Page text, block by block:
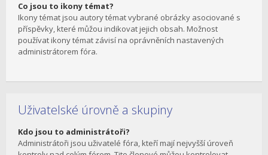
Co jsou to ikony témat?
Ikony témat jsou autory témat vybrané obrázky asociované s
příspěvky, které můžou indikovat jejich obsah. Možnost
používat ikony témat závisí na oprávněních nastavených
administrátorem fóra.
Uživatelské úrovně a skupiny
Kdo jsou to administrátoři?
Administrátoři jsou uživatelé fóra, kteří mají nejvyšší úroveň